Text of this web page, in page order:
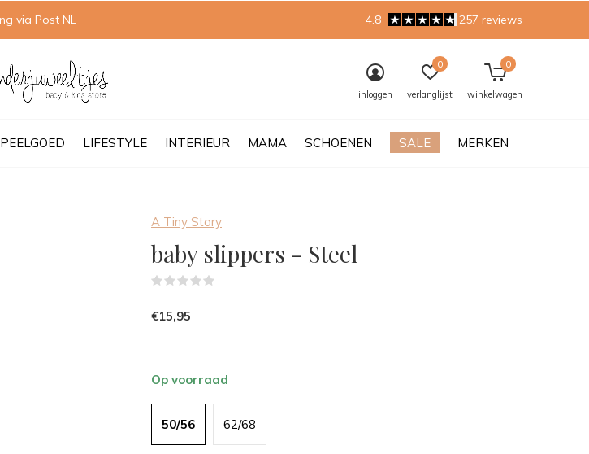
LIFESTYLE INTERIEUR MAMA SCHOENEN SALE MERKEN
inloggen verlanglijst
0
winkelwagen
0
via Post NL 4.8 257 reviews
A Tiny Story
baby slippers - Steel
€15,95
Op voorraad
50/56 62/68